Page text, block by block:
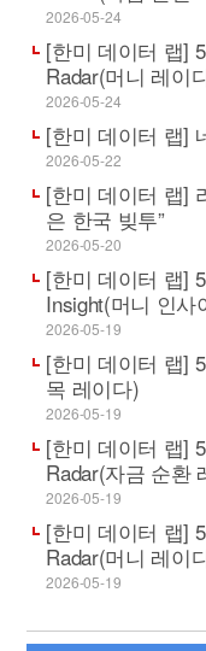
2026-05-24
[한미 데이터 랩]
Radar(머니 레이
2026-05-24
[한미 데이터 랩]
2026-05-22
[한미 데이터 랩]
은 한국 빚투”
2026-05-20
[한미 데이터 랩]
Insight(머니 인사
2026-05-19
[한미 데이터 랩]
목 레이다)
2026-05-19
[한미 데이터 랩]
Radar(자금 순환
2026-05-19
[한미 데이터 랩]
Radar(머니 레이
2026-05-19